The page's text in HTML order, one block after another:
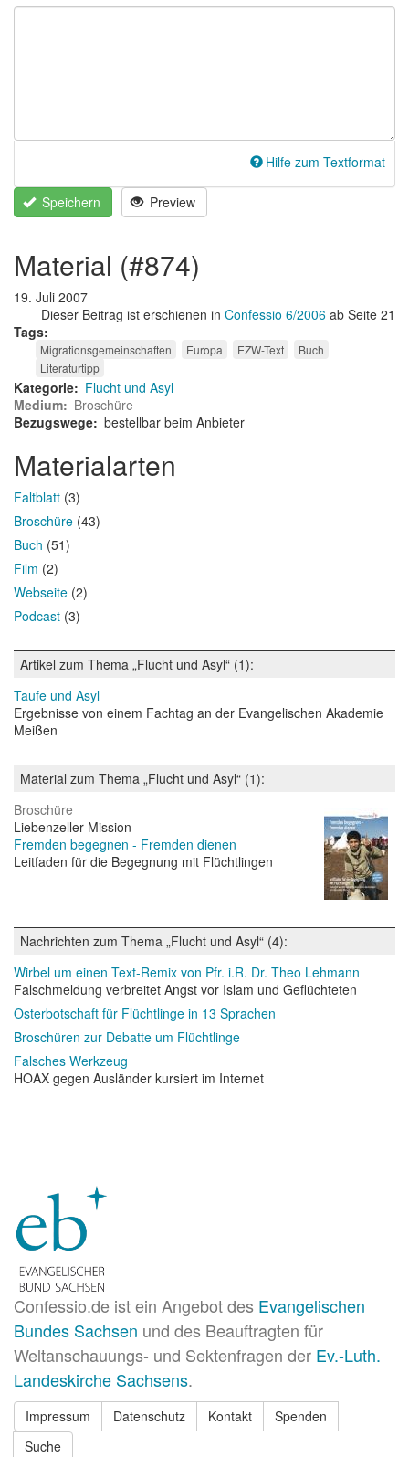
Hilfe zum Textformat
Speichern Preview
material (#874)
19. Juli 2007
Dieser Beitrag ist erschienen in Confessio 6/2006 ab Seite 21
Tags
Migrationsgemeinschaften Europa EZW-Text
Buch
Literaturtipp
Kategorie
Flucht und Asyl
Medium
Broschüre
Bezugswege bestellbar beim Anbieter
Materialarten
Faltblatt (3)
Broschüre (43)
Buch (51)
Film (2)
Webseite (2)
Podcast (3)
Artikel zum Thema „Flucht und Asyl“ (1):
Taufe und Asyl
Ergebnisse von einem Fachtag an der Evangelischen Akademie
Meißen
Material zum Thema „Flucht und Asyl“ (1):
Broschüre
Liebenzeller Mission
Fremden begegnen - Fremden dienen
Leitfaden für die Begegnung mit Flüchtlingen
Nachrichten zum Thema „Flucht und Asyl“ (4):
Wirbel um einen Text-Remix von Pfr. i.R. Dr. Theo Lehmann
Falschmeldung verbreitet Angst vor Islam und Geflüchteten
Osterbotschaft für Flüchtlinge in 13 Sprachen
Broschüren zur Debatte um Flüchtlinge
Falsches Werkzeug
HOAX gegen Ausländer kursiert im Internet
Confessio.de ist ein Angebot des Evangelischen
Bundes Sachsen und des Beauftragten für
Weltanschauungs- und Sektenfragen der Ev.-Luth.
Landeskirche Sachsens.
Impressum Datenschutz Kontakt
Spenden
Suche